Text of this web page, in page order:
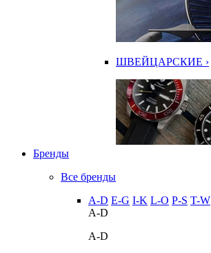
ШВЕЙЦАРСКИЕ ›
Бренды
Все бренды
A-D E-G I-K L-O P-S T-W
A-D
A-D